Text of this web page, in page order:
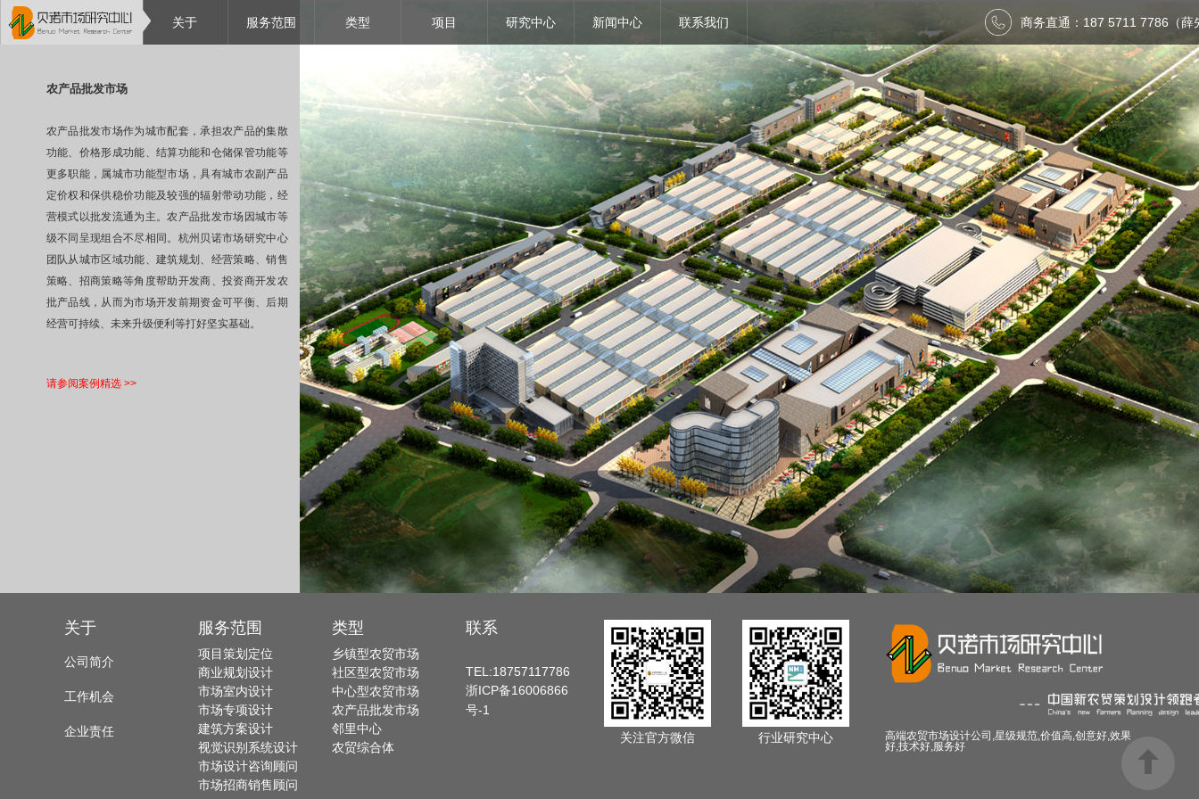
关于 服务范围 类型 项目 研究中心 新闻中心 联系我们 商务直通：187 5711 7786（薛
农产品批发市场
农产品批发市场作为城市配套，承担农产品的集散
功能、价格形成功能、结算功能和仓储保管功能等
更多职能，属城市功能型市场，具有城市农副产品
定价权和保供稳价功能及较强的辐射带动功能，经
营模式以批发流通为主。农产品批发市场因城市等
级不同呈现组合不尽相同。 杭州贝诺市场研究中心
团队从城市区域功能、 建筑规划、 经营策略、销售
策略、招商策略等角度帮助开发商、投资商开发农
批产品线，从而为市场开发前期资金可平衡、后期
经营可持续、未来升级便利 等打好坚实基础。
请参阅案例精选 >>
关于
公司简介
工作机会
企业责任
服务范围
项目策划定位
商业规划设计
市场室内设计
市场专项设计
建筑方案设计
视觉识别系统设计
市场设计咨询顾问
市场招商销售顾问
类型
乡镇型农贸市场
社区型农贸市场
中心型农贸市场
农产品批发市场
邻里中心
农贸综合体
联系
TEL:18757117786
浙ICP备16006866
号-1
关注官方微信 行业研究中心
高端农贸市场设计公司,星级规范,价值高,创意好,效果
好,技术好,服务好